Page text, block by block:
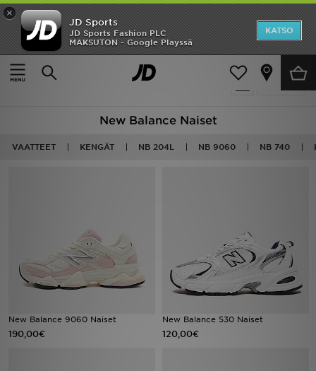
×
JD Sports
JD Sports Fashion PLC
MAKSUTON - Google Playssä
KATSO
Etusivu
Naiset
Suodata
99 tuotetta
New Balance Naiset
VAATTEET KENGÄT NB 204L NB 9060 NB 740
New Balance 9060 Naiset
190,00€
New Balance 530 Naiset
120,00€
Etusivu
Ale
Miehet
Tuotemerkit
Inspiroidu
Jalkapallo